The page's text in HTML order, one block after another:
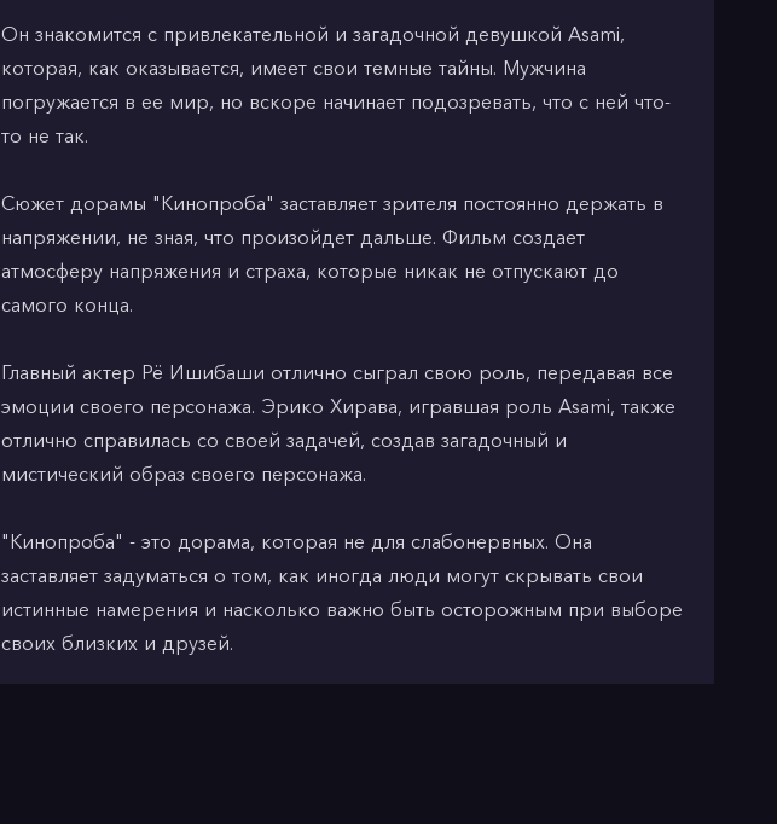
Он знакомится с привлекательной и загадочной девушкой Asami,
которая, как оказывается, имеет свои темные тайны. Мужчина
погружается в ее мир, но вскоре начинает подозревать, что с ней что-
то не так.
Сюжет дорамы "Кинопроба" заставляет зрителя постоянно держать в
напряжении, не зная, что произойдет дальше. Фильм создает
атмосферу напряжения и страха, которые никак не отпускают до
самого конца.
Главный актер Рё Ишибаши отлично сыграл свою роль, передавая все
эмоции своего персонажа. Эрико Хирава, игравшая роль Asami, также
отлично справилась со своей задачей, создав загадочный и
мистический образ своего персонажа.
"Кинопроба" - это дорама, которая не для слабонервных. Она
заставляет задуматься о том, как иногда люди могут скрывать свои
истинные намерения и насколько важно быть осторожным при выборе
своих близких и друзей.